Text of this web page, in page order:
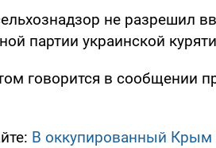
не разрешил
партии украинской
говорится в сообщении
В оккупированный Крым